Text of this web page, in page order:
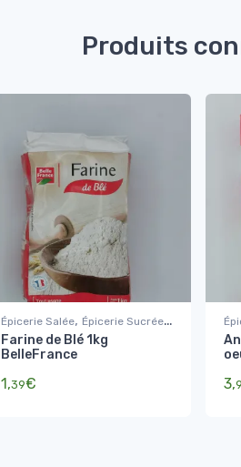
Produits
Épicerie Salée, Épicerie Sucrée,
Farine et Semoule,
préparations de gâteaux
Farine de Blé 1kg
BelleFrance
1,39€ 3,